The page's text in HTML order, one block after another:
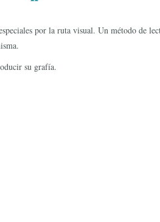
por la ruta visual. Un método de
su grafía.